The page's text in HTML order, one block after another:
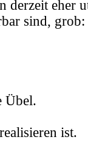
derzeit eher
sind, grob:
Übel.
ist.